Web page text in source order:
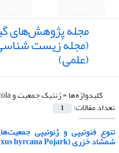
مجله پژوهش‌های
(مجله زیست
(علمی)
کلیدواژه‌ها =ژنتیک جمعیت و Cylindrocladium buxicola
تعداد مقالات:
1
تنوع فنوتیپی و ژنوتیپی
شمشاد خزری (Buxus hyrcana Pojark)